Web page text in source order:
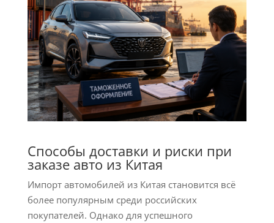
Способы доставки и риски при
заказе авто из Китая
Импорт автомобилей из Китая становится всё
более популярным среди российских
покупателей. Однако для успешного